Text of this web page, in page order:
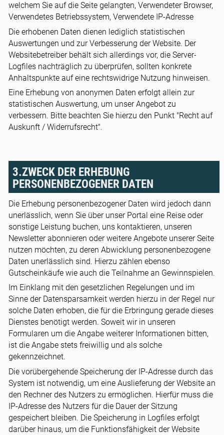
welchem Sie auf die Seite gelangten, Verwendeter Browser,
Verwendetes Betriebssystem, Verwendete IP-Adresse
Die erhobenen Daten dienen lediglich statistischen
Auswertungen und zur Verbesserung der Website. Der
Websitebetreiber behält sich allerdings vor, die Server-
Logfiles nachträglich zu überprüfen, sollten konkrete
Anhaltspunkte auf eine rechtswidrige Nutzung hinweisen.
Eine Erhebung von anonymen Daten erfolgt allein zur
statistischen Auswertung, um unser Angebot zu
verbessern. Bitte beachten Sie hierzu den Punkt "Recht auf
Auskunft / Widerrufsrecht".
3.ZWECK DER ERHEBUNG
PERSONENBEZOGENER DATEN
Die Erhebung personenbezogener Daten wird jedoch dann
unerlässlich, wenn Sie über unser Portal eine Reise oder
sonstige Leistung buchen, uns kontaktieren, unseren
Newsletter abonnieren oder weitere Angebote unserer Seite
nutzen möchten, zu deren Abwicklung personenbezogene
Daten unerlässlich sind. Hierzu zählen ebenso
Gutscheinkäufe wie auch die Teilnahme an Gewinnspielen.
Im Einklang mit den gesetzlichen Regelungen und im
Sinne der Datensparsamkeit werden hierzu in der Regel nur
solche Daten erhoben, die für die Erbringung gerade dieses
Dienstes benötigt werden. Soweit wir in unseren
Formularen um die Angabe weiterer Informationen bitten,
ist die Angabe stets freiwillig und als solche
gekennzeichnet.
Die vorübergehende Speicherung der IP-Adresse durch das
System ist notwendig, um eine Auslieferung der Website an
den Rechner des Nutzers zu ermöglichen. Hierfür muss die
IP-Adresse des Nutzers für die Dauer der Sitzung
gespeichert bleiben. Die Speicherung in Logfiles erfolgt
darüber hinaus, um die Funktionsfähigkeit der Website